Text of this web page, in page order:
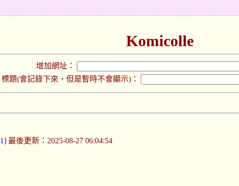
Komicolle
增加網址：
題(會記錄下來，但是暫時不會顯示)：
] 最後更新：2025-08-27 06:04:54